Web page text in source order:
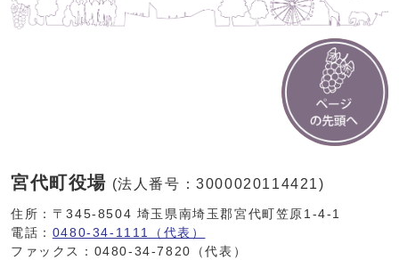
宮代町役場 (法人番号：3000020114421)
住所：〒345-8504 埼玉県南埼玉郡宮代町笠原1-4-1
電話： 0480-34-1111（代表）
ファックス：0480-34-7820（代表）